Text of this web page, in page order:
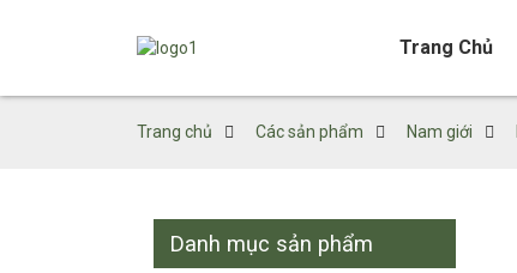
Trang Chủ
Trang chủ Các sản phẩm Nam giới
Danh mục sản phẩm